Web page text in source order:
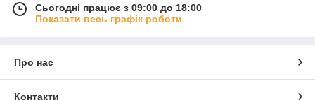
Сьогодні працює з 09:00 до 18:00
Показати весь графік роботи
Про нас
Контакти